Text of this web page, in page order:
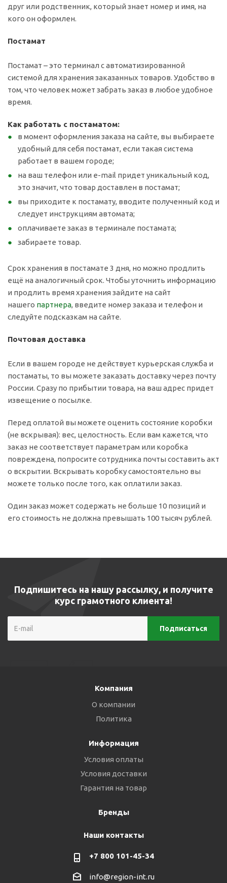
друг или родственник, который знает номер и имя, на
кого он оформлен.
Постамат
Постамат – это терминал с автоматизированной
системой для хранения заказанных товаров. Удобство в
том, что человек может забрать заказ в любое удобное
время.
Как работать с постаматом:
в момент оформления заказа на сайте, вы выбираете
удобный для себя постамат, если такая система
работает в вашем городе;
на ваш телефон или e-mail придет уникальный код,
это значит, что товар доставлен в постамат;
вы приходите к постамату, вводите полученный код и
следует инструкциям автомата;
оплачиваете заказ в терминале постамата;
забираете товар.
Срок хранения в постамате 3 дня, но можно продлить
ещё на аналогичный срок. Чтобы уточнить информацию
и продлить время хранения зайдите на сайт
нашего партнера, введите номер заказа и телефон и
следуйте подсказкам на сайте.
Почтовая доставка
Если в вашем городе не действует курьерская служба и
постаматы, то вы можете заказать доставку через почту
России. Сразу по прибытии товара, на ваш адрес придет
извещение о посылке.
Перед оплатой вы можете оценить состояние коробки
(не вскрывая): вес, целостность. Если вам кажется, что
заказ не соответствует параметрам или коробка
повреждена, попросите сотрудника почты составить акт
о вскрытии. Вскрывать коробку самостоятельно вы
можете только после того, как оплатили заказ.
Один заказ может содержать не больше 10 позиций и
его стоимость не должна превышать 100 тысяч рублей.
Подпишитесь на нашу рассылку, и получите
курс грамотного клиента!
Компания
О компании
Политика
Информация
Условия оплаты
Условия доставки
Гарантия на товар
Бренды
Наши контакты
+7 800 101-45-34
info@region-int.ru